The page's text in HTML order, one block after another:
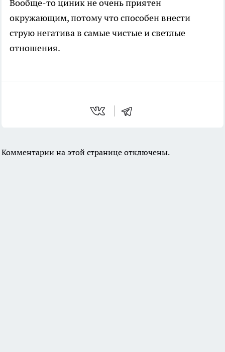
Вообще-то циник не очень приятен
окружающим, потому что способен внести
струю негатива в самые чистые и светлые
отношения.
Комментарии на этой странице отключены.